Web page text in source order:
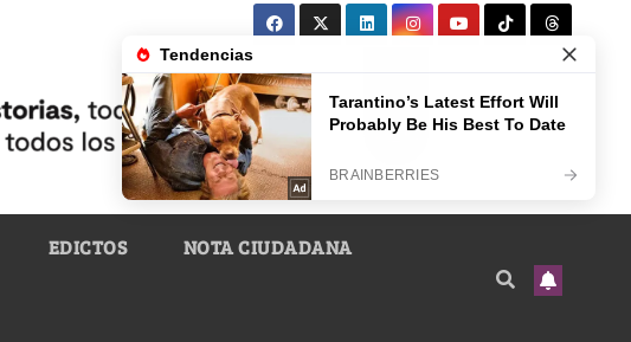
EDICTOS NOTA CIUDADANA